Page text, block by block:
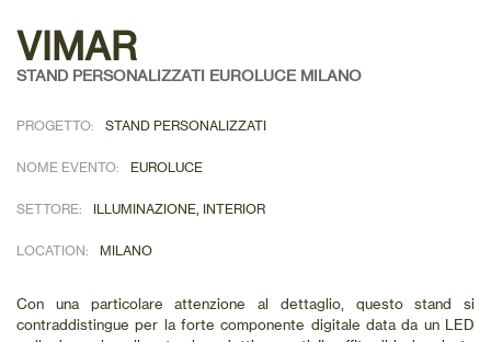
VIMAR
STAND PERSONALIZZATI EUROLUCE MILANO
PROGETTO: STAND PERSONALIZZATI
NOME EVENTO: EUROLUCE
SETTORE: ILLUMINAZIONE, INTERIOR
LOCATION: MILANO
Con una particolare attenzione al dettaglio, questo stand si
contraddistingue per la forte componente digitale data da un LED